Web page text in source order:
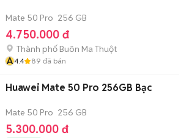
Mate 50 Pro 256 GB
4.750.000 đ
Thành phố Buôn Ma Thuột
A4.4 89 đã bán
Huawei Mate 50 Pro 256GB Bạc
Mate 50 Pro 256 GB
5.300.000 đ